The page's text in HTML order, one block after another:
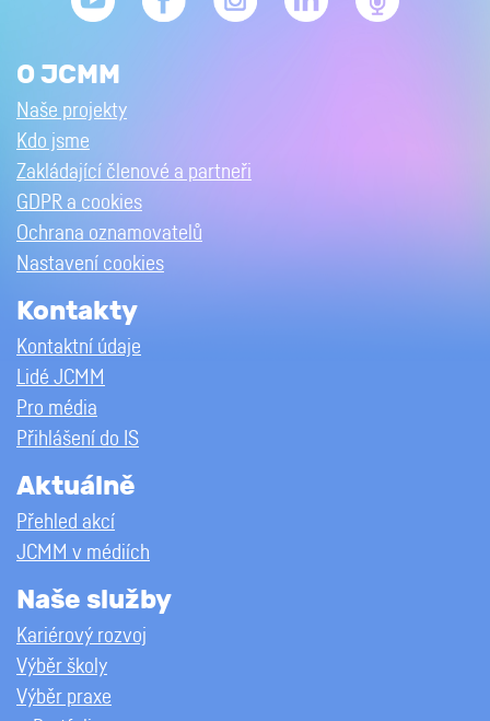
O JCMM
Naše projekty
Kdo jsme
Zakládající členové a partneři
GDPR a cookies
Ochrana oznamovatelů
Nastavení cookies
Kontakty
Kontaktní údaje
Lidé JCMM
Pro média
Přihlášení do IS
Aktuálně
Přehled akcí
JCMM v médiích
Naše služby
Kariérový rozvoj
Výběr školy
Výběr praxe